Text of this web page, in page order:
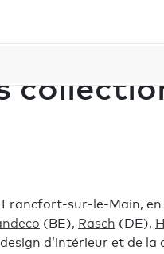
sur-le-Main, en
(BE), Rasch (DE),
d’intérieur et de la